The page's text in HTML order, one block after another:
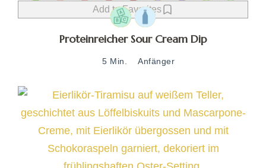
Add to Favorites
Proteinreicher Sour Cream Dip
5 Min. Anfänger